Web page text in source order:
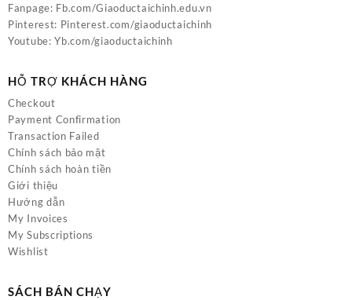
Fanpage: Fb.com/Giaoductaichinh.edu.vn
Pinterest: Pinterest.com/giaoductaichinh
Youtube:Yb.com/giaoductaichinh
HỖ TRỢ KHÁCH HÀNG
Checkout
Payment Confirmation
Transaction Failed
Chính sách bảo mật
Chính sách hoàn tiền
Giới thiệu
Hướng dẫn
My Invoices
My Subscriptions
Wishlist
SÁCH BÁN CHẠY